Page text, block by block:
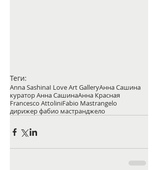
Теги:
Anna SashinaI Love Art GalleryАнна Сашина
куратор Анна СашинаАнна Красная
Francesco AttoliniFabio Mastrangelo
дирижер фабио мастранджело